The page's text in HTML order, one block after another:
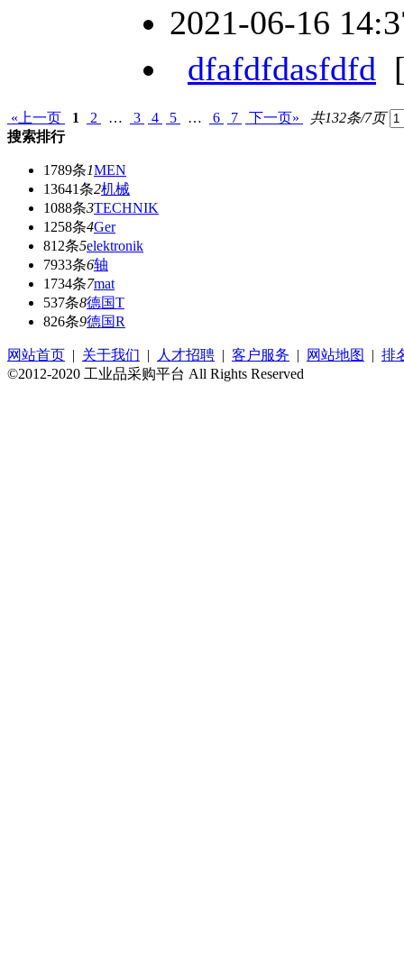
2021-06-16
dfafdfdasfdfd
«上一页 1 2 … 3 4 5 … 6 7 下一页»
共132条/7页
搜索排行
1789条1MEN
13641条2机械
1088条3TECHNIK
1258条4Ger
812条5elektronik
7933条6轴
1734条7mat
537条8德国T
826条9德国R
网站首页 | 关于我们 | 人才招聘 | 客户服务 | 网站地图 | 排
©2012-2020 工业品采购平台 All Rights Reserved